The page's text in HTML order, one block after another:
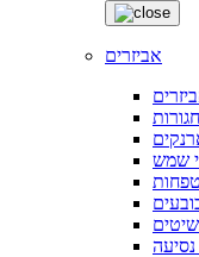
אביזרים
חגורות
שמש
נסיעה